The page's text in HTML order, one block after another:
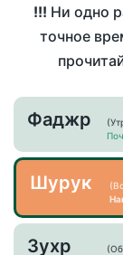
!!! Ни одно
точное
Фаджр
Шурук
Зухр